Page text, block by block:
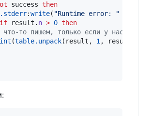
success then
:write( "Runtime error: "
result . n > 0 then
что-то пишем, только если у нас есть
(table.unpack( result , 1 , result